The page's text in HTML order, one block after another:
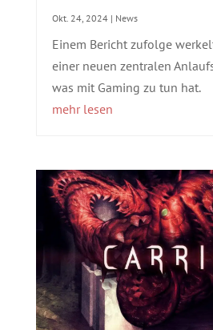
Okt. 24, 2024| News
Einem Bericht zufolge
einer neuen zentralen
was mit Gaming zu tun hat.
mehr lesen